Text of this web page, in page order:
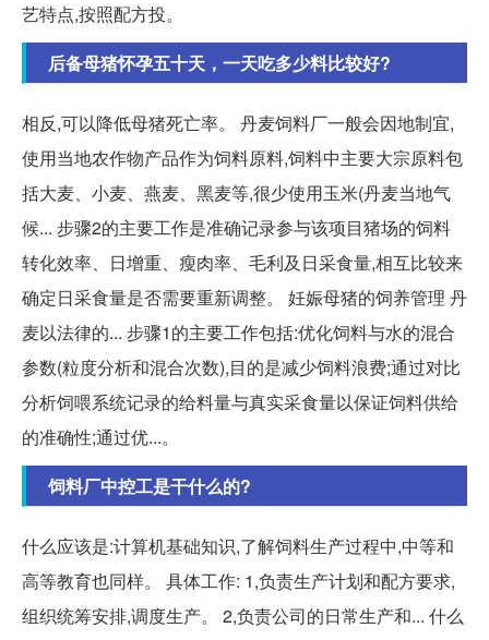
艺特点,按照配方投。
后备母猪怀孕五十天，一天吃多少料比较好?
相反,可以降低母猪死亡率。 丹麦饲料厂一般会因地制宜,
使用当地农作物产品作为饲料原料,饲料中主要大宗原料包
括大麦、小麦、燕麦、黑麦等,很少使用玉米(丹麦当地气
候... 步骤2的主要工作是准确记录参与该项目猪场的饲料
转化效率、日增重、瘦肉率、毛利及日采食量,相互比较来
确定日采食量是否需要重新调整。 妊娠母猪的饲养管理 丹
麦以法律的... 步骤1的主要工作包括:优化饲料与水的混合
参数(粒度分析和混合次数),目的是减少饲料浪费;通过对比
分析饲喂系统记录的给料量与真实采食量以保证饲料供给
的准确性;通过优...。
饲料厂中控工是干什么的?
什么应该是:计算机基础知识,了解饲料生产过程中,中等和
高等教育也同样。 具体工作: 1,负责生产计划和配方要求,
组织统筹安排,调度生产。 2,负责公司的日常生产和... 什么